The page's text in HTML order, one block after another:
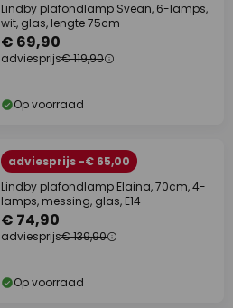
Lindby plafondlamp Svean, 6-lamps,
wit, glas, lengte 75cm
€ 69,90
adviesprijs€ 119,90
Op voorraad
adviesprijs -€ 65,00
Lindby plafondlamp Elaina, 70cm, 4-
lamps, messing, glas, E14
€ 74,90
adviesprijs€ 139,90
Op voorraad